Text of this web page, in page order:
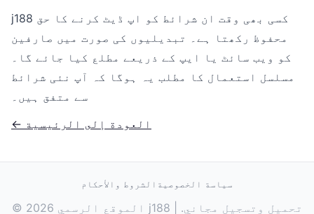
j188 کسی بھی وقت ان شرائط کو اپ ڈیٹ کرنے کا حق
محفوظ رکھتا ہے۔ تبدیلیوں کی صورت میں صارفین
کو ویب سائٹ یا ایپ کے ذریعے مطلع کیا جائے گا۔
مسلسل استعمال کا مطلب یہ ہوگا کہ آپ نئی شرائط
سے متفق ہیں۔
← العودة إلى الرئيسية
الشروط والأحكام سياسة الخصوصية
© 2026 الموقع الرسمي j188 | تحميل وتسجيل مجاني.